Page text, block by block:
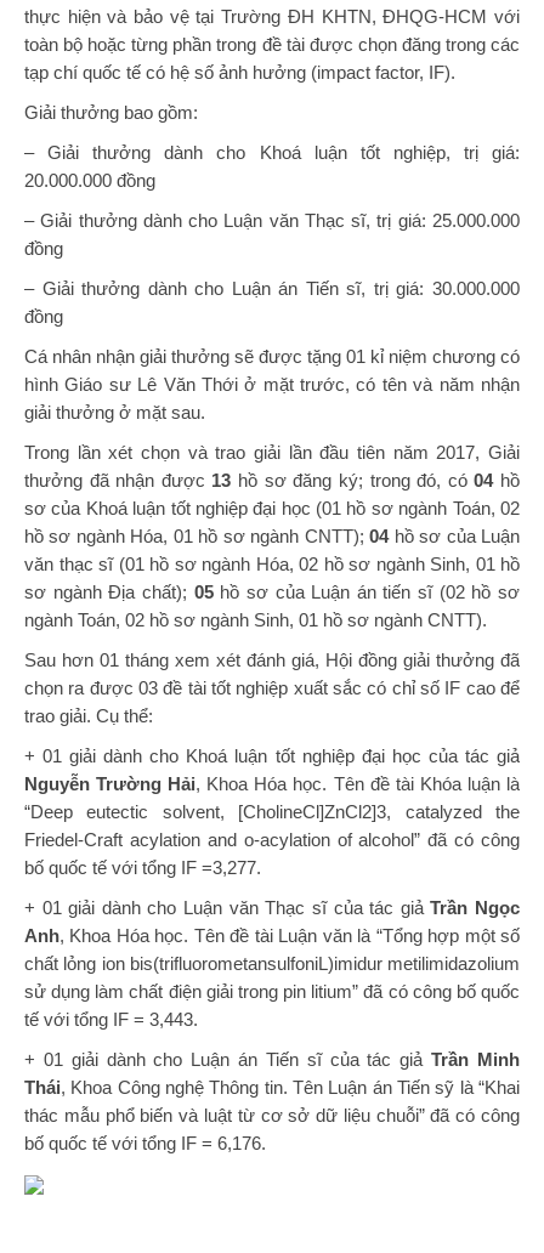
thực hiện và bảo vệ tại Trường ĐH KHTN, ĐHQG-HCM với
toàn bộ hoặc từng phần trong đề tài được chọn đăng trong các
tạp chí quốc tế có hệ số ảnh hưởng (impact factor, IF).
Giải thưởng bao gồm:
– Giải thưởng dành cho Khoá luận tốt nghiệp, trị giá:
20.000.000 đồng
– Giải thưởng dành cho Luận văn Thạc sĩ, trị giá: 25.000.000
đồng
– Giải thưởng dành cho Luận án Tiến sĩ, trị giá: 30.000.000
đồng
Cá nhân nhận giải thưởng sẽ được tặng 01 kỉ niệm chương có
hình Giáo sư Lê Văn Thới ở mặt trước, có tên và năm nhận
giải thưởng ở mặt sau.
Trong lần xét chọn và trao giải lần đầu tiên năm 2017, Giải
thưởng đã nhận được 13 hồ sơ đăng ký; trong đó, có04hồ
sơ của Khoá luận tốt nghiệp đại học (01 hồ sơ ngành Toán, 02
hồ sơ ngành Hóa, 01 hồ sơ ngành CNTT);04hồ sơ của Luận
văn thạc sĩ (01 hồ sơ ngành Hóa, 02 hồ sơ ngành Sinh, 01 hồ
sơ ngành Địa chất); 05hồ sơ của Luận án tiến sĩ (02 hồ sơ
ngành Toán, 02 hồ sơ ngành Sinh, 01 hồ sơ ngành CNTT).
Sau hơn 01 tháng xem xét đánh giá, Hội đồng giải thưởng đã
chọn ra được 03 đề tài tốt nghiệp xuất sắc có chỉ số IF cao để
trao giải. Cụ thể:
+ 01 giải dành cho Khoá luận tốt nghiệp đại học của tác giả
Nguyễn Trường Hải, Khoa Hóa học. Tên đề tài Khóa luận là
“Deep eutectic solvent, [CholineCl]ZnCl2]3, catalyzed the
Friedel-Craft acylation and o-acylation of alcohol” đã có công
bố quốc tế với tổng IF =3,277.
+ 01 giải dành cho Luận văn Thạc sĩ của tác giảTrần Ngọc
Anh, Khoa Hóa học. Tên đề tài Luận văn là “Tổng hợp một số
chất lỏng ion bis(trifluorometansulfoniL)imidur metilimidazolium
sử dụng làm chất điện giải trong pin litium” đã có công bố quốc
tế với tổng IF = 3,443.
+ 01 giải dành cho Luận án Tiến sĩ của tác giảTrần Minh
Thái, Khoa Công nghệ Thông tin. Tên Luận án Tiến sỹ là “Khai
thác mẫu phổ biến và luật từ cơ sở dữ liệu chuỗi” đã có công
bố quốc tế với tổng IF = 6,176.